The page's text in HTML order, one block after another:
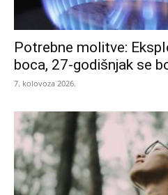
Potrebne molitve:
boca, 27-godišnjak se
7. kolovoza 2026.